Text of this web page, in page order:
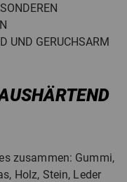
+ A
+ Z
UND GERUCHSARM
zusammen: Gummi,
Holz, Stein, Leder